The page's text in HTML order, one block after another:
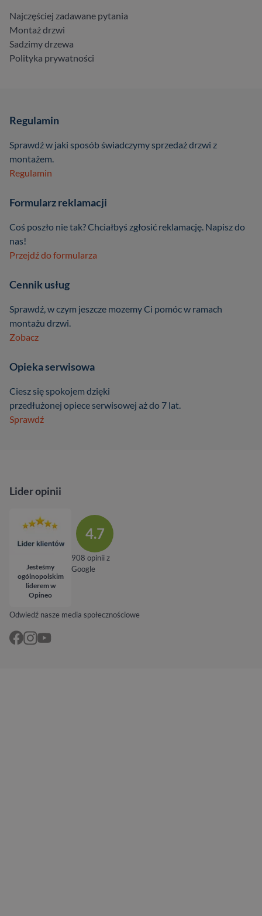
Najczęściej zadawane pytania
Montaż drzwi
Sadzimy drzewa
Polityka prywatności
Regulamin
Sprawdź w jaki sposób świadczymy sprzedaż drzwi z
montażem.
Regulamin
Formularz reklamacji
Coś poszło nie tak? Chciałbyś zgłosić reklamację. Napisz do
nas!
Przejdź do formularza
Cennik usług
Sprawdź, w czym jeszcze mozemy Ci pomóc w ramach
montażu drzwi.
Zobacz
Opieka serwisowa
Ciesz się spokojem dzięki
przedłużonej opiece serwisowej aż do 7 lat.
Sprawdź
Odwiedź nasze media społecznościowe
Lider opinii
Jesteśmy
ogólnopolskim
liderem w
Opineo
4.7
908 opinii z
Google